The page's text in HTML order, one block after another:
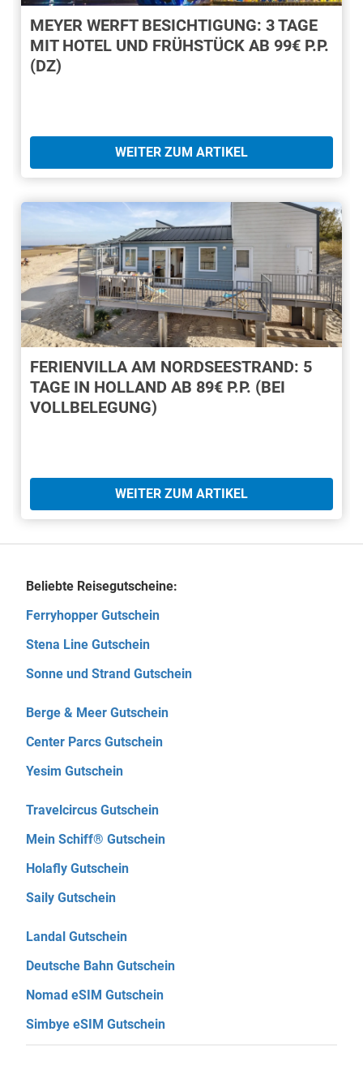
MEYER WERFT BESICHTIGUNG: 3 TAGE
MIT HOTEL UND FRÜHSTÜCK AB 99€ P.P.
(DZ)
WEITER ZUM ARTIKEL
FERIENVILLA AM NORDSEESTRAND: 5
TAGE IN HOLLAND AB 89€ P.P. (BEI
VOLLBELEGUNG)
WEITER ZUM ARTIKEL
Beliebte Reisegutscheine:
Ferryhopper Gutschein
Stena Line Gutschein
Sonne und Strand Gutschein
Berge & Meer Gutschein
Center Parcs Gutschein
Yesim Gutschein
Travelcircus Gutschein
Mein Schiff® Gutschein
Holafly Gutschein
Saily Gutschein
Landal Gutschein
Deutsche Bahn Gutschein
Nomad eSIM Gutschein
Simbye eSIM Gutschein